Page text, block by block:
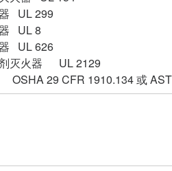
UL 299
UL 8
UL 626
灭火器 UL 2129
OSHA 29 CFR 1910.134 或